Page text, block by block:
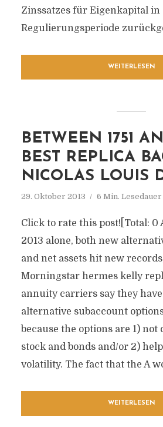
Zinssatzes für Eigenkapital
Regulierungsperiode
WEITERLESEN
BETWEEN 1751
BEST REPLICA
NICOLAS LOUIS
29. Oktober 2013 6 Min. Lesedauer
Click to rate this post![Total: 0
2013 alone, both new
and net assets hit new
Morningstar hermes kelly
annuity carriers say they
alternative subaccount
because the options are 1)
stock and bonds and/or 2)
volatility. The fact that the A
WEITERLESEN